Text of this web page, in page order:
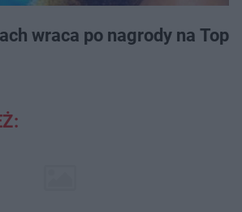
wraca po nagrody na Top